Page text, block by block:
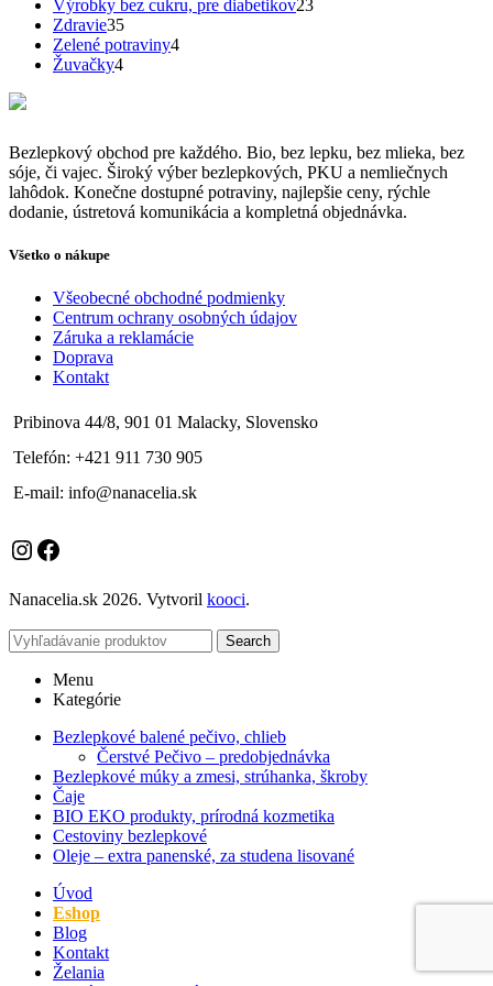
produktov
Výrobky bez cukru, pre diabetikov2323
Zdravie3535
produktov
Zelené potraviny44
Žuvačky44
Bezlepkový obchod pre každého. Bio, bez lepku, bez mlieka, bez
sóje, či vajec. Široký výber bezlepkových, PKU a nemliečnych
lahôdok. Konečne dostupné potraviny, najlepšie ceny, rýchle
dodanie, ústretová komunikácia a kompletná objednávka.
Všetko o nákupe
Všeobecné obchodné podmienky
Centrum ochrany osobných údajov
Záruka a reklamácie
Doprava
Kontakt
Pribinova 44/8, 901 01 Malacky, Slovensko
Telefón: +421 911 730 905
E-mail: info@nanacelia.sk
Instagram
Facebook
Nanacelia.sk 2026. Vytvoril kooci.
Search
Menu
Kategórie
Bezlepkové balené pečivo, chlieb
Čerstvé Pečivo – predobjednávka
Bezlepkové múky a zmesi, strúhanka, škroby
Čaje
BIO EKO produkty, prírodná kozmetika
Cestoviny bezlepkové
Oleje – extra panenské, za studena lisované
Úvod
Eshop
Blog
Kontakt
Želania